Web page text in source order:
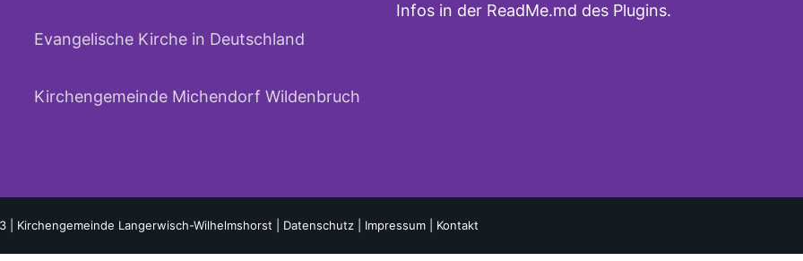
Evangelische Kirche in Deutschland
Kirchengemeinde Michendorf Wildenbruch
Infos in der ReadMe.md des Plugins.
| Kirchengemeinde Langerwisch-Wilhelmshorst | Datenschutz| Impressum | Kontakt